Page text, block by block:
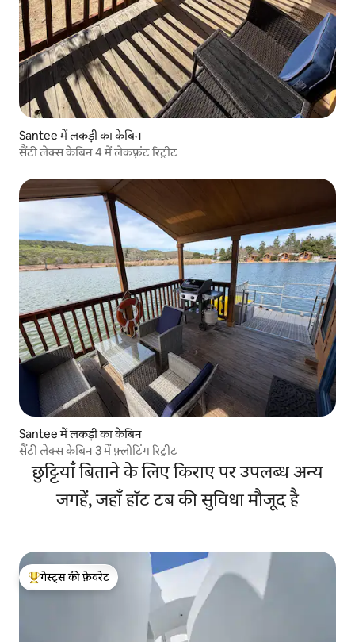
Santee में लकड़ी का केबिन
सैंटी लेक्स केबिन 4 में लेकफ़्रंट रिट्रीट
Santee में लकड़ी का केबिन
सैंटी लेक्स केबिन 3 में फ़्लोटिंग रिट्रीट
छुट्टियाँ बिताने के लिए किराए पर उपलब्ध अन्य
जगहें, जहाँ हॉट टब की सुविधा मौजूद है
गेस्ट्स का टॉप फ़ेवरेट
गेस्ट्स की फ़ेवरेट